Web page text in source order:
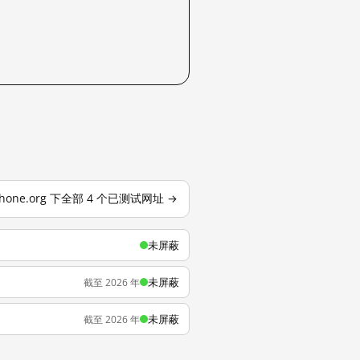
下全部 4 个已测试网址 →
未屏蔽
截至 2026 年 未屏蔽
截至 2026 年 未屏蔽